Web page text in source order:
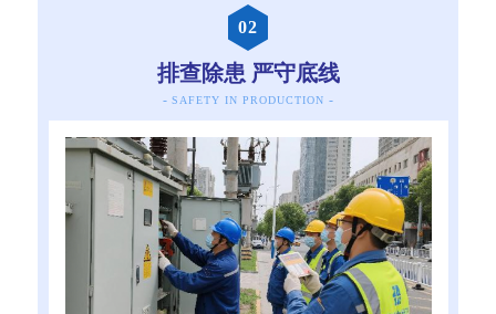
02
排查除患 严守底线
- SAFETY IN PRODUCTION -